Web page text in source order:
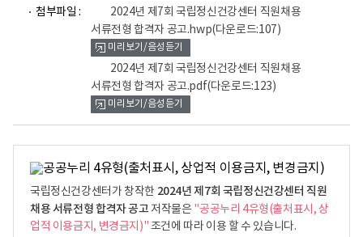
첨부파일 :
2024년 제7회 국립정신건강센터 직원채용
서류전형 합격자 공고.hwp(다운로드:107)
미리보기/음성듣기
2024년 제7회 국립정신건강센터 직원채용
서류전형 합격자 공고.pdf(다운로드:123)
미리보기/음성듣기
국립정신건강센터가 창작한 2024년 제7회 국립정신건강센터 직원
채용 서류전형 합격자 공고저작물은 "공공누리 4유형(출처표시, 상
업적 이용금지, 변경금지)"조건에 따라 이용 할 수 있습니다.